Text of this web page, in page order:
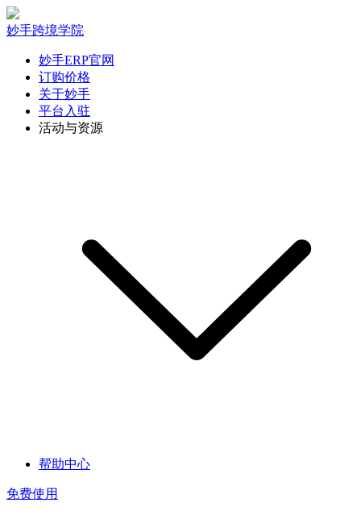
妙手跨境学院
妙手ERP官网
订购价格
关于妙手
平台入驻
活动与资源
帮助中心
免费使用